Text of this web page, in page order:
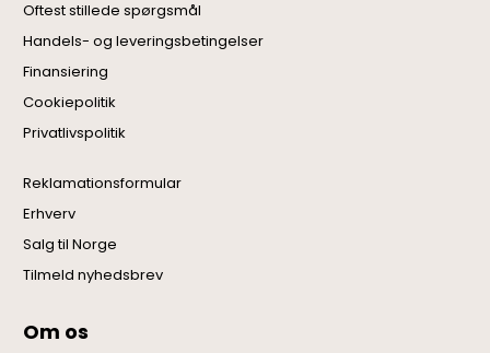
Oftest stillede spørgsmål
Handels- og leveringsbetingelser
Finansiering
Cookiepolitik
Privatlivspolitik
Reklamationsformular
Erhverv
Salg til Norge
Tilmeld nyhedsbrev
Om os